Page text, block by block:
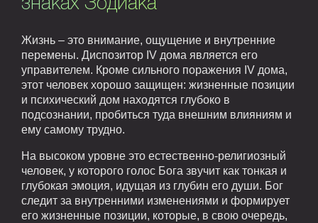
знаках Зодиака
Жизнь – это внимание, ощущение и внутренние
перемены. Диспозитор IV дома является его
управителем. Кроме сильного поражения IV дома,
этот человек хорошо защищен: жизненные позиции
и психический дом находятся глубоко в
подсознании, пробиться туда внешним влияниям и
ему самому трудно.
На высоком уровне это естественно-религиозный
человек, у которого голос Бога звучит как тонкая и
глубокая эмоция, идущая из глубин его души. Бог
следит за внутренними изменениями и формирует
его жизненные позиции, которые, в свою очередь,